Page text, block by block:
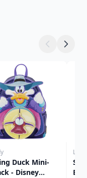
Duck Mini-
- Disney